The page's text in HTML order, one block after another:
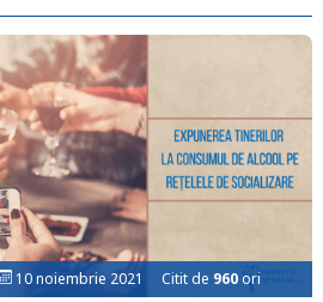
10 noiembrie 2021 Citit de 960ori